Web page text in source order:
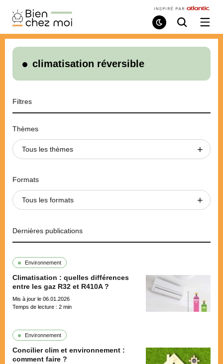
Bien
Chez
Moi
Mode
de
Recherche
/
le
climatisation réversible
Filtres
Thèmes
Tous les thèmes
Formats
Tous les formats
Dernières publications
Environnement
Climatisation : quelles différences
entre les gaz R32 et R410A ?
Mis à jour le 06.01.2026
Temps de lecture : 2 min
Environnement
Concilier clim et environnement :
comment faire ?